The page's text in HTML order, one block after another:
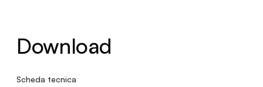
Download
Scheda tecnica